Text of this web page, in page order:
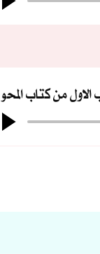
الاول من كتاب المحو